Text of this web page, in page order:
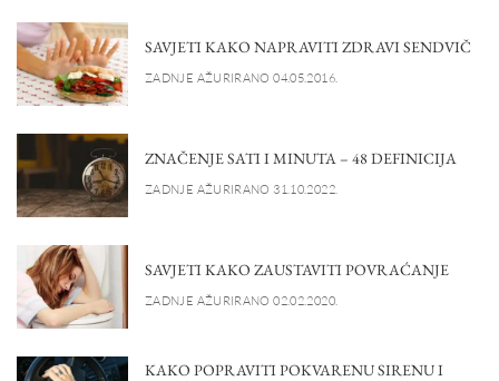
SAVJETI KAKO NAPRAVITI ZDRAVI SENDVIČ
ZADNJE AŽURIRANO 04.05.2016.
ZNAČENJE SATI I MINUTA – 48 DEFINICIJA
ZADNJE AŽURIRANO 31.10.2022.
SAVJETI KAKO ZAUSTAVITI POVRAĆANJE
ZADNJE AŽURIRANO 02.02.2020.
KAKO POPRAVITI POKVARENU SIRENU I